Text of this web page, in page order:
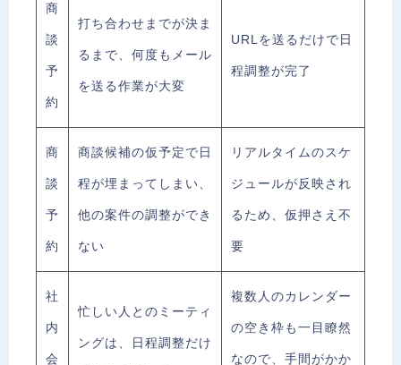
商
談
予
約
打ち合わせまでが決ま
るまで、何度もメール
を送る作業が大変
URLを送るだけで日
程調整が完了
商
談
予
約
商談候補の仮予定で日
程が埋まってしまい、
他の案件の調整ができ
ない
リアルタイムのスケ
ジュールが反映され
るため、仮押さえ不
要
社
内
会
忙しい人とのミーティ
ングは、日程調整だけ
複数人のカレンダー
の空き枠も一目瞭然
なので、手間がかか